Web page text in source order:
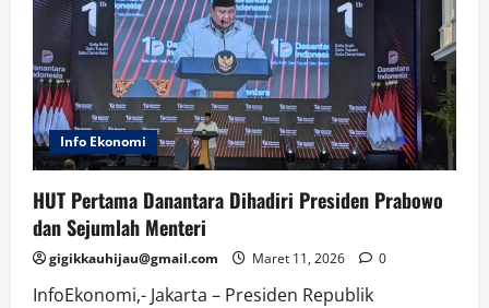
Wall
Street
Tertekan,
Investor
Takut
Inflasi
Info Ekonomi
HUT Pertama Danantara Dihadiri Presiden Prabowo
dan Sejumlah Menteri
gigikkauhijau@gmail.com Maret 11, 2026 0
InfoEkonomi,- Jakarta – Presiden Republik